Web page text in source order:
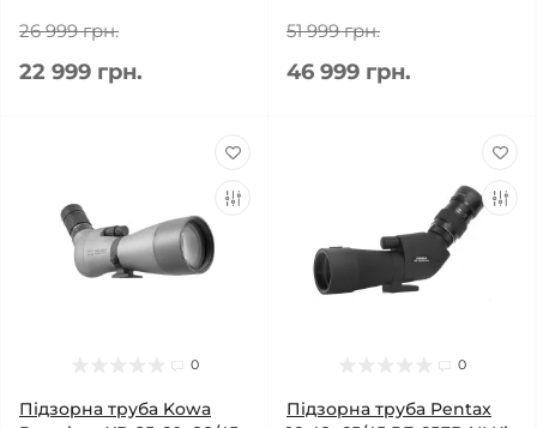
26 999 грн.
22 999 грн.
51 999 грн.
46 999 грн.
0
Підзорна труба Kowa
0
Підзорна труба Pentax